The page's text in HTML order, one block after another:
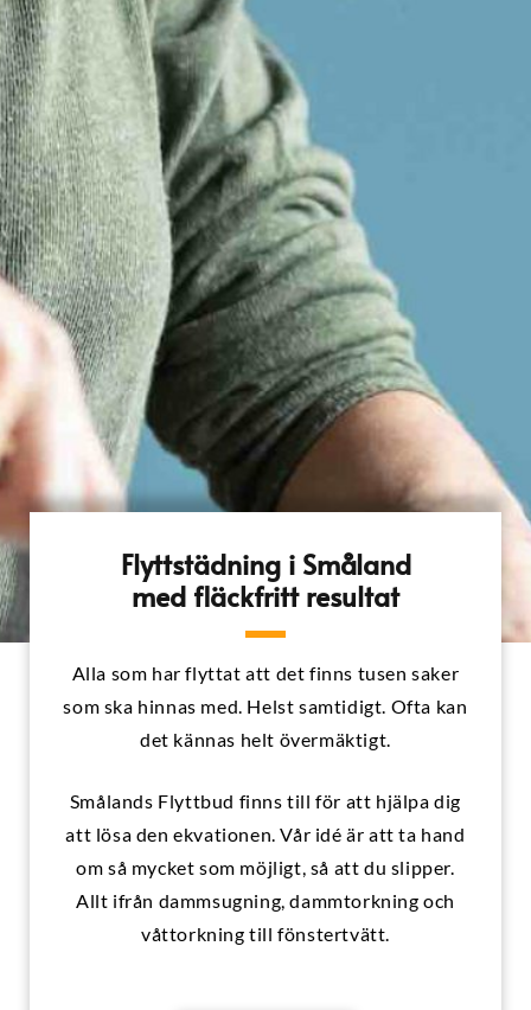
Flyttstädning i Småland
med fläckfritt resultat
Alla som har flyttat att det finns tusen saker
som ska hinnas med. Helst samtidigt. Ofta kan
det kännas helt övermäktigt.
Smålands Flyttbud finns till för att hjälpa dig
att lösa den ekvationen. Vår idé är att ta hand
om så mycket som möjligt, så att du slipper.
Allt ifrån dammsugning, dammtorkning och
våttorkning till fönstertvätt.